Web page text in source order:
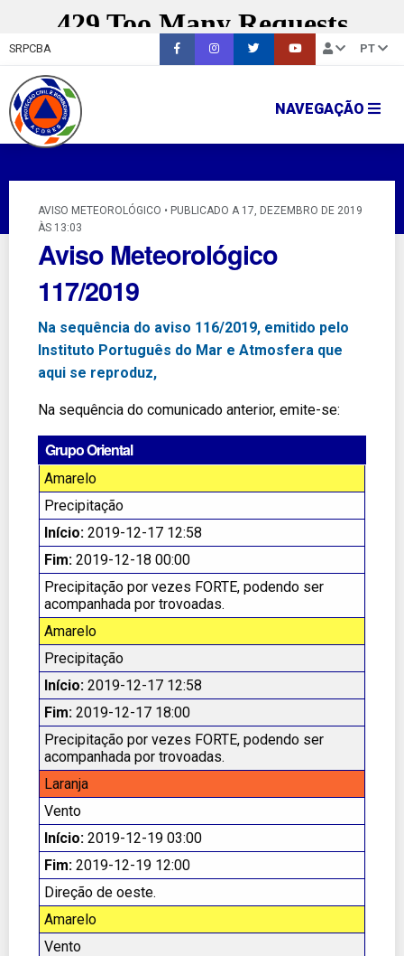
SRPCBA PT
NAVEGAÇÃO
AVISO METEOROLÓGICO • PUBLICADO A 17, DEZEMBRO DE 2019
ÀS 13:03
Aviso Meteorológico
117/2019
Na sequência do aviso 116/2019, emitido pelo
Instituto Português do Mar e Atmosfera que
aqui se reproduz,
Na sequência do comunicado anterior, emite-se:
Grupo Oriental
Amarelo
Precipitação
Início: 2019-12-17 12:58
Fim: 2019-12-18 00:00
Precipitação por vezes FORTE, podendo ser
acompanhada por trovoadas.
Amarelo
Precipitação
Início: 2019-12-17 12:58
Fim: 2019-12-17 18:00
Precipitação por vezes FORTE, podendo ser
acompanhada por trovoadas.
Laranja
Vento
Início: 2019-12-19 03:00
Fim: 2019-12-19 12:00
Direção de oeste.
Amarelo
Vento